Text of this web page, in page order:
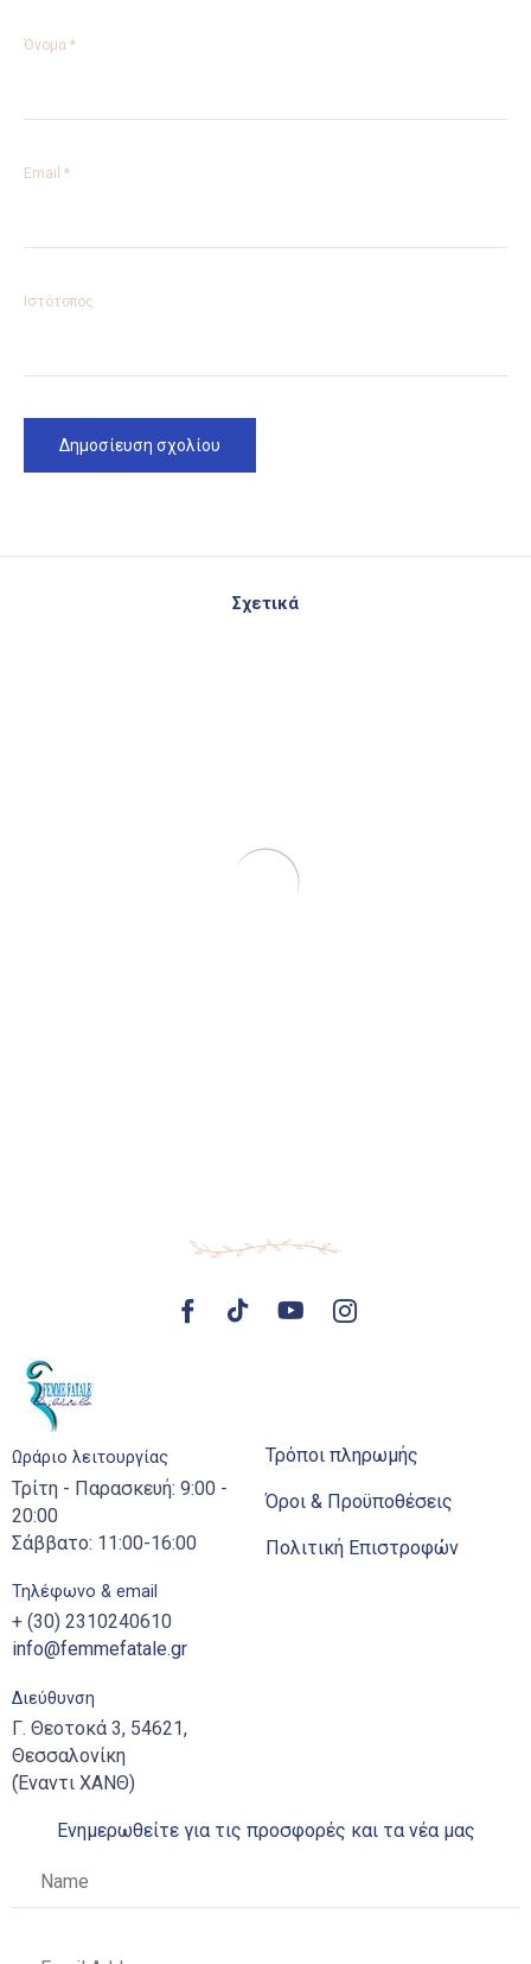
Όνομα *
Email *
Ιστότοπος
Σχετικά
Ωράριο λειτουργίας
Τρίτη - Παρασκευή: 9:00 -
20:00
Σάββατο: 11:00-16:00
Τηλέφωνο & email
+ (30) 2310240610
info@femmefatale.gr
Διεύθυνση
Γ. Θεοτοκά 3, 54621,
Θεσσαλονίκη
(Έναντι ΧΑΝΘ)
Τρόποι πληρωμής
Όροι & Προϋποθέσεις
Πολιτική Επιστροφών
Ενημερωθείτε για τις προσφορές και τα νέα μας